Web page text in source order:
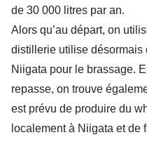
de 30 000 litres par an.
Alors qu’au départ, on
distillerie utilise désormais
Niigata pour le brassage.
repasse, on trouve
est prévu de produire du
localement à Niigata et de